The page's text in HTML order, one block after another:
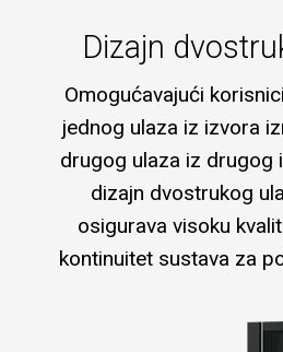
Dizajn
Omogućavajući
jednog ulaza iz izvora
drugog ulaza iz drugog
dizajn dvostrukog
osigurava visoku
kontinuitet sustava za